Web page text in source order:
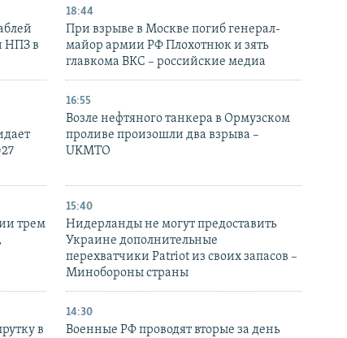
НПЗ в
18:44
При взрыве в Москве погиб генерал-
майор армии РФ Плохотнюк и зять
главкома ВКС – российские медиа
16:55
Возле нефтяного танкера в Ормузском
проливе произошли два взрыва –
UKMTO
трем
15:40
Нидерланды не могут предоставить
Украине дополнительные
перехватчики Patriot из своих запасов –
Минобороны страны
в
14:30
Военные РФ проводят вторые за день